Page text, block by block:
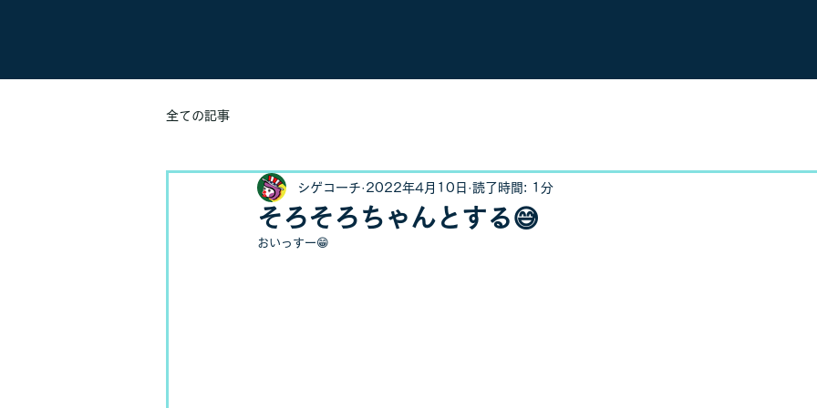
全ての記事
そろそろちゃんとする😅
シゲコーチ 2022年4月10日 読了時間: 1分
おいっすー😁